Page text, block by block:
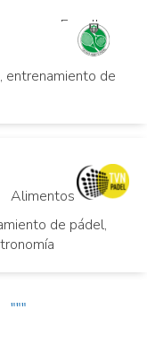
Espelkamp
entrenamiento de
Alimentos
de pádel,
"""